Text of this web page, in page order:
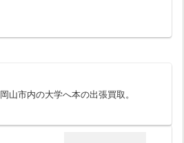
岡山市内の大学へ本の出張買取。